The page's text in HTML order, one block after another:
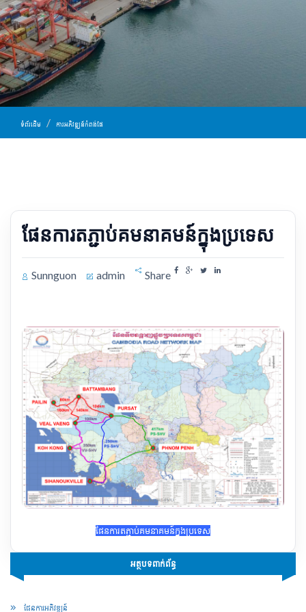
ទំព័រដើម ការអភិវឌ្ឍន៍កំពង់ផែ
ផែន​ការ​តភ្ជាប់គមនាគមន៍ក្នុងប្រទេស
Sunnguon admin Share
ផែន​ការ​តភ្ជាប់គមនាគមន៍ក្នុងប្រទេស
អត្ថបទពាក់ព័ន្ធ
ផែន​ការ​អភិវឌ្ឍន៍